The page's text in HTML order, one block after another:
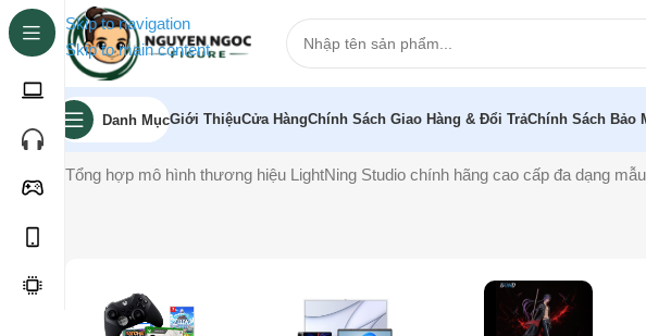
Skip to navigation
Skip to main content
Danh MụcGiới ThiệuCửa HàngChính Sách Giao Hàng & Đổi TrảChính Sách Bảo
Trang chủ»LightNing Studio
Tổng hợp mô hình thương hiệu LightNing Studio chính hãng cao cấp đa dạng